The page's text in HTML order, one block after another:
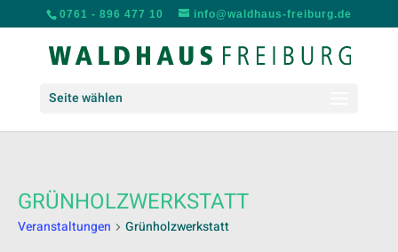
0761 - 896 477 10 info@waldhaus-freiburg.de
Seite wählen
GRÜNHOLZWERKSTATT
Veranstaltungen Grünholzwerkstatt